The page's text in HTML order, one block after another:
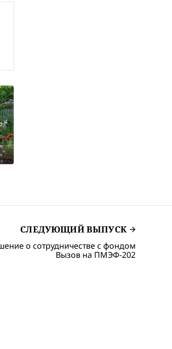
СЛЕДУЮЩИЙ ВЫПУСК
о сотрудничестве с фондом
Вызов на ПМЭФ-202